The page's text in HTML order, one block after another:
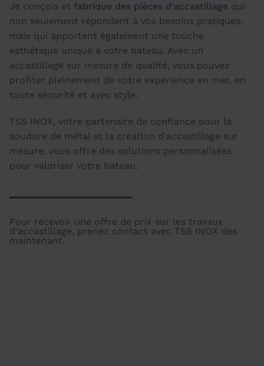
Je conçois et fabrique des pièces d'accastillage qui
non seulement répondent à vos besoins pratiques,
mais qui apportent également une touche
esthétique unique à votre bateau. Avec un
accastillage sur mesure de qualité, vous pouvez
profiter pleinement de votre expérience en mer, en
toute sécurité et avec style.
TSS INOX, votre partenaire de confiance pour la
soudure de métal et la création d'accastillage sur
mesure, vous offre des solutions personnalisées
pour valoriser votre bateau.
Pour recevoir une offre de prix sur les travaux
d'accastillage, prenez contact avec TSS INOX dès
maintenant.